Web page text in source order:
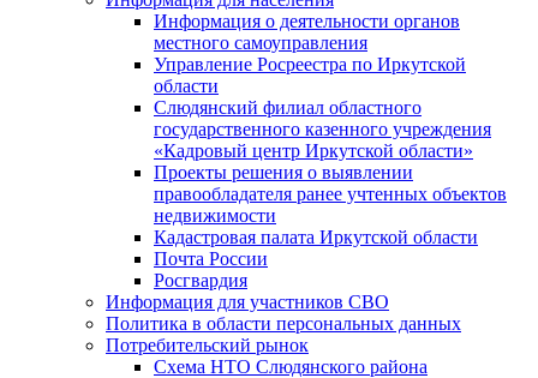
Информация о деятельности органов
местного самоуправления
Управление Росреестра по Иркутской
области
Слюдянский филиал областного
государственного казенного учреждения
«Кадровый центр Иркутской области»
Проекты решения о выявлении
правообладателя ранее учтенных объектов
недвижимости
Кадастровая палата Иркутской области
Почта России
Росгвардия
Информация для участников СВО
Политика в области персональных данных
Потребительский рынок
Схема НТО Слюдянского района